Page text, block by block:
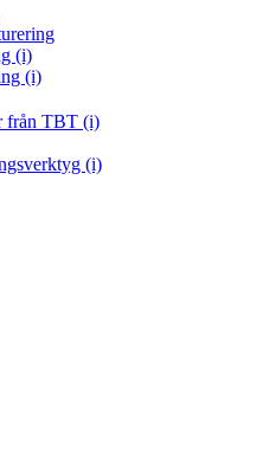
(i)
(i)
från TBT (i)
(i)